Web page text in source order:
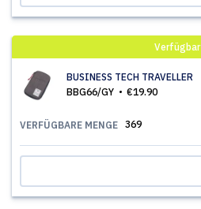
Verfügbar
BUSINESS TECH TRAVELLER
BBG66/GY
€19.90
VERFÜGBARE MENGE 369